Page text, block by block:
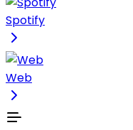
Spotify
Web